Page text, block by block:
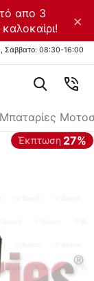
απο 3
×
Σάββατο: 08:30-16:00
Μπαταρίες
Έκπτωση 27%